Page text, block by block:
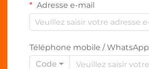
Adresse e-mail
Téléphone mobile / WhatsApp
Code